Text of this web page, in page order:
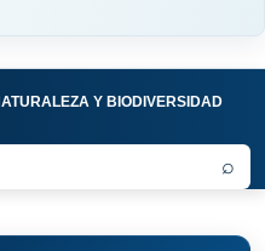
Y BIODIVERSIDAD
⌕